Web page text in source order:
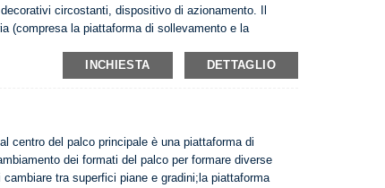
circostanti, dispositivo di azionamento. Il
(compresa la piattaforma di sollevamento e la
INCHIESTA DETTAGLIO
centro del palco principale è una piattaforma di
dei formati del palco per formare diverse
tra superfici piane e gradini;la piattaforma